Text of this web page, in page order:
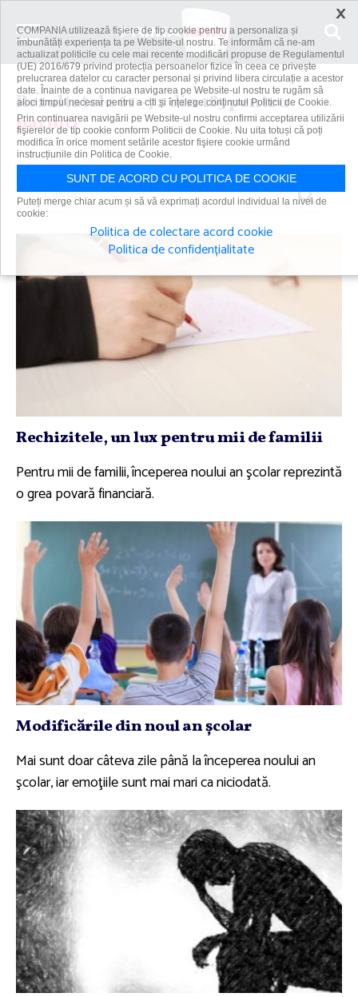
Rezultatele 61 - 72 din 185 pentru
parinti
Caută
Rechizitele, un lux pentru mii de familii
Pentru mii de familii, începerea noului an şcolar reprezintă
o grea povară financiară.
Modificările din noul an şcolar
Mai sunt doar câteva zile până la începerea noului an
şcolar, iar emoţiile sunt mai mari ca niciodată.
×
COMPANIA utilizează fişiere de tip cookie pentru a personaliza și
îmbunătăți experiența ta pe Website-ul nostru. Te informăm că ne-am
actualizat politicile cu cele mai recente modificări propuse de Regulamentul
(UE) 2016/679 privind protecția persoanelor fizice în ceea ce privește
prelucrarea datelor cu caracter personal și privind libera circulație a acestor
date. Înainte de a continua navigarea pe Website-ul nostru te rugăm să
aloci timpul necesar pentru a citi și înțelege conținutul Politicii de Cookie.
Prin continuarea navigării pe Website-ul nostru confirmi acceptarea utilizării
fişierelor de tip cookie conform Politicii de Cookie. Nu uita totuși că poți
modifica în orice moment setările acestor fişiere cookie urmând
instrucțiunile din Politica de Cookie.
SUNT DE ACORD CU POLITICA DE COOKIE
Puteți merge chiar acum și să vă exprimați acordul individual la nivel de
cookie:
Politica de colectare acord cookie
Politica de confidențialitate